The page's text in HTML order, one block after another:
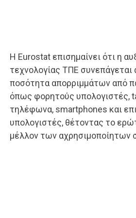
Η Eurostat επισημαίνει ότι η
τεχνολογίας ΤΠΕ συνεπάγεται
ποσότητα απορριμμάτων από
όπως φορητούς υπολογιστές,
τηλέφωνα, smartphones και
υπολογιστές, θέτοντας το
μέλλον των